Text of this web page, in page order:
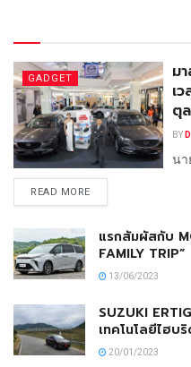
GADGET
ม
เ
ตุ
BY
นา
READ MORE
แรกสัมผัสกับ
FAMILY TRIP”
13/06/2023
SUZUKI
เทคโนโลยีไฮบ
20/01/2023